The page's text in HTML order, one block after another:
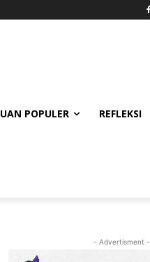
POPULER REFLEKSI
- Advertisment -